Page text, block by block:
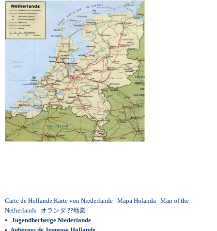
Carte de Hollande Karte von Niederlande Mapa Holanda Map of the
Netherlands
オランダ ??地図
•
Jugendherberge Niederlande